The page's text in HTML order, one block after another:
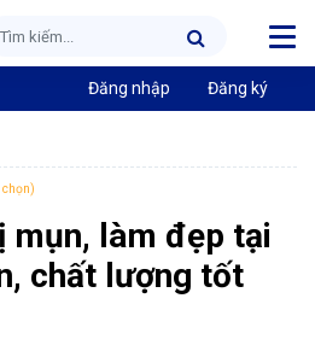
Đăng nhập Đăng ký
mụn, làm đẹp tại
chất lượng tốt